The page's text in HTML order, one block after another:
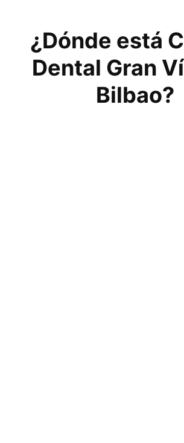
¿Dónde está
Dental Gran
Bilbao?